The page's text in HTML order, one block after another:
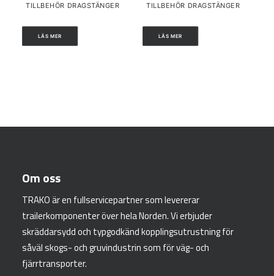
TILLBEHÖR DRAGSTÄNGER
LÄS MER
TILLBEHÖR DRAGSTÄNGER
LÄS MER
Om oss
TRAKO är en fullservicepartner som levererar
trailerkomponenter över hela Norden. Vi erbjuder
skräddarsydd och typgodkänd kopplingsutrustning för
såväl skogs- och gruvindustrin som för väg- och
fjärrtransporter.